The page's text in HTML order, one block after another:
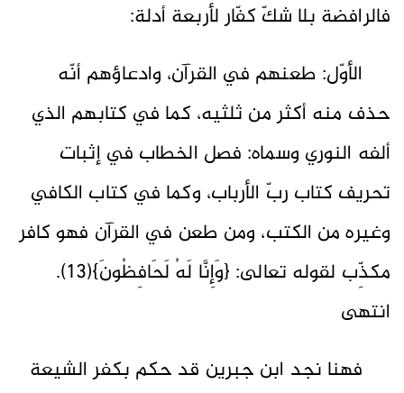
فالرافضة بلا شكّ كفّار لأربعة أدلة:
الأوّل: طعنهم في القرآن، وادعاؤهم أنّه
حذف منه أكثر من ثلثيه، كما في كتابهم الذي
ألفه النوري وسماه: فصل الخطاب في إثبات
تحريف كتاب ربّ الأرباب، وكما في كتاب الكافي
وغيره من الكتب، ومن طعن في القرآن فهو كافر
مكذِّب لقوله تعالى: {وَإِنَّا لَهُ لَحَافِظُونَ}(13).
انتهى
فهنا نجد ابن جبرين قد حكم بكفر الشيعة